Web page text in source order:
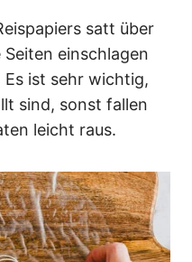
satt über
Seiten einschlagen
ist sehr wichtig,
sind, sonst fallen
leicht raus.